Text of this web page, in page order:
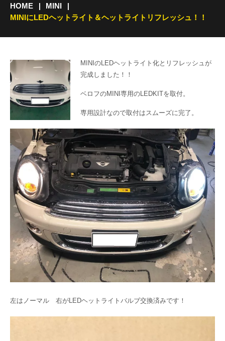
HOME
MINI
MINIにLEDヘットライト＆ヘットライトリフレッシュ！！
MINIのLEDヘットライト化とリフレッシュが
完成しました！！
ベロフのMINI専用のLEDKITを取付。
専用設計なので取付はスムーズに完了。
左はノーマル 右がLEDヘットライトバルブ交換済みです！